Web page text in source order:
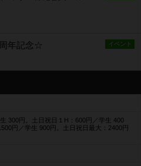
イベント
年記念☆
300円。土日祝日１H：600円／学生 400
円／学生 900円。土日祝日最大：2400円